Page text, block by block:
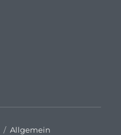
Kategorien
Allgemein